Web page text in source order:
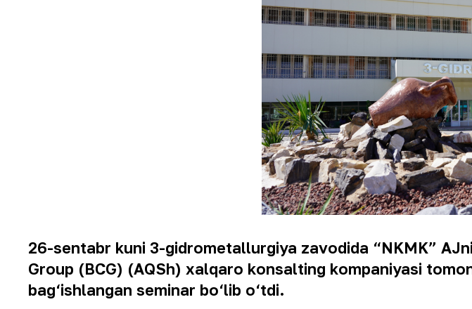
26-sentabr kuni 3-gidrometallurgiya zavodida “NKMK”
Group (BCG) (AQSh) xalqaro konsalting kompaniyasi
bag‘ishlangan seminar bo‘lib o‘tdi.